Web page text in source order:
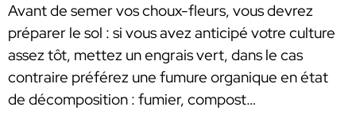
Avant de semer vos choux-fleurs, vous devrez
préparer le sol : si vous avez anticipé votre culture
assez tôt, mettez un engrais vert, dans le cas
contraire préférez une fumure organique en état
de décomposition : fumier, compost…